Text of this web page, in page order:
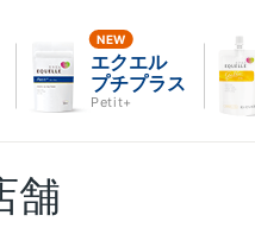
エクエル
プチプラス
Petit+
舗